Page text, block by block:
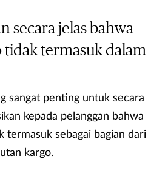
secara jelas bahwa
tidak termasuk dalam
sangat penting untuk secara
kepada pelanggan bahwa
termasuk sebagai bagian dari
kargo.